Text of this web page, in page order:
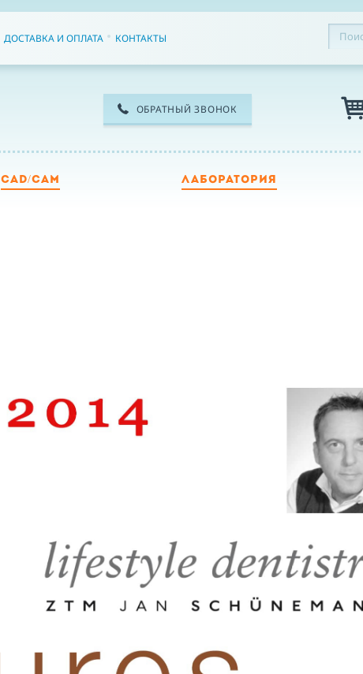
ДОСТАВКА И ОПЛАТА КОНТАКТЫ
ОБРАТНЫЙ ЗВОНОК
ОТПРАВИТЬ
CAD/CAM ЛАБОРАТОРИЯ